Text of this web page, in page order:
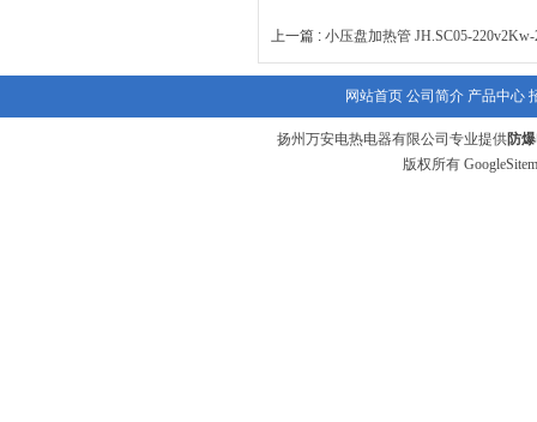
上一篇 : 小压盘加热管 JH.SC05-220v2Kw-
网站首页 公司简介 产品中心
扬州万安电热电器有限公司专业提供防
版权所有